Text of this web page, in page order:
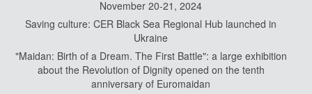
November 20-21, 2024
Saving culture: CER Black Sea Regional Hub launched in
Ukraine
"Maidan: Birth of a Dream. The First Battle": a large exhibition
about the Revolution of Dignity opened on the tenth
anniversary of Euromaidan